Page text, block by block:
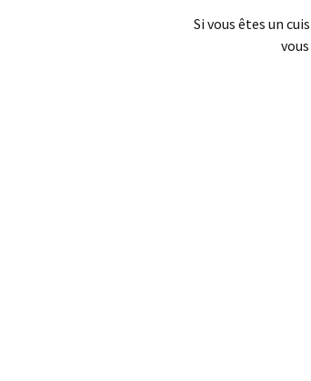
Si vous êtes un